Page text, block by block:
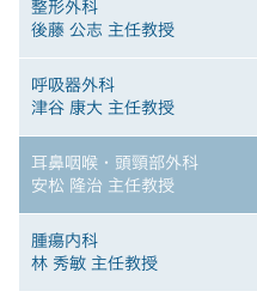
整形外科
後藤 公志 主任教授
呼吸器外科
津谷 康大 主任教授
耳鼻咽喉・頭頸部外科
安松 隆治 主任教授
腫瘍内科
林 秀敏 主任教授